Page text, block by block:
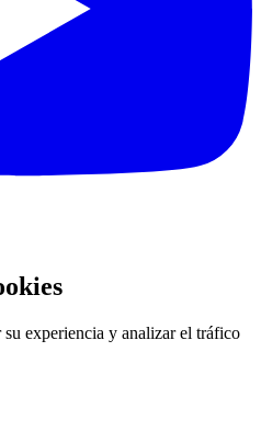
experiencia y analizar el tráfico